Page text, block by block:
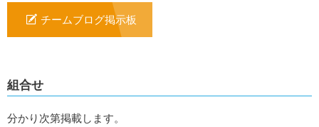
チームブログ掲示板
組合せ
分かり次第掲載します。